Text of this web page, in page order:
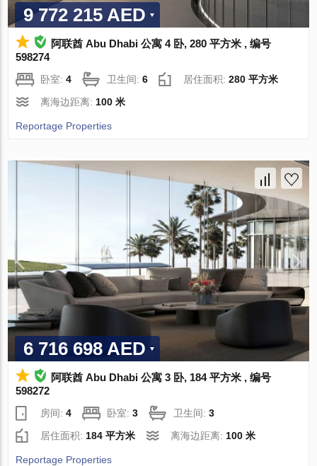
9 772 215 AED
阿联酋 Abu Dhabi 公寓 4 卧, 280 平方米 , 编号
598274
卧室:4 卫生间:6 居住面积:280 平方米
离海边距离:100 米
Reportage Properties
6 716 698 AED
阿联酋 Abu Dhabi 公寓 3 卧, 184 平方米 , 编号
598272
房间:4 卧室:3 卫生间:3
居住面积: 184 平方米 离海边距离: 100 米
Reportage Properties